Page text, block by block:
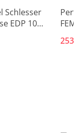
Schlesser
EDP 100